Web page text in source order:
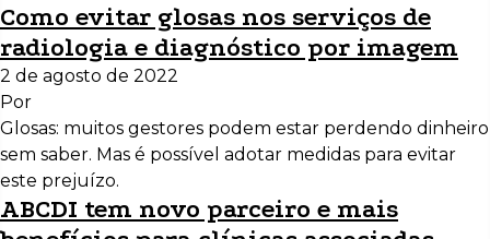
Como evitar glosas nos serviços de
radiologia e diagnóstico por imagem
2 de agosto de 2022
Por
Glosas: muitos gestores podem estar perdendo dinheiro
sem saber. Mas é possível adotar medidas para evitar
este prejuízo.
ABCDI tem novo parceiro e mais